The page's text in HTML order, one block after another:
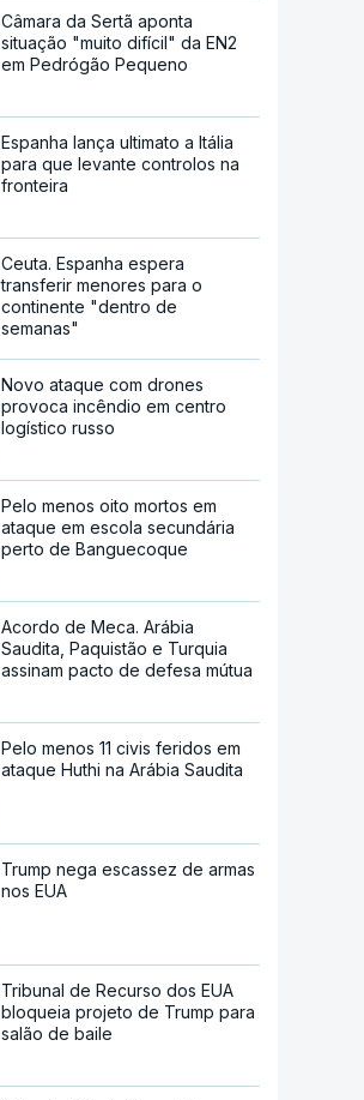
Câmara da Sertã aponta
situação "muito difícil" da EN2
em Pedrógão Pequeno
Espanha lança ultimato a Itália
para que levante controlos na
fronteira
Ceuta. Espanha espera
transferir menores para o
continente "dentro de
semanas"
Novo ataque com drones
provoca incêndio em centro
logístico russo
Pelo menos oito mortos em
ataque em escola secundária
perto de Banguecoque
Acordo de Meca. Arábia
Saudita, Paquistão e Turquia
assinam pacto de defesa mútua
Pelo menos 11 civis feridos em
ataque Huthi na Arábia Saudita
Trump nega escassez de armas
nos EUA
Tribunal de Recurso dos EUA
bloqueia projeto de Trump para
salão de baile